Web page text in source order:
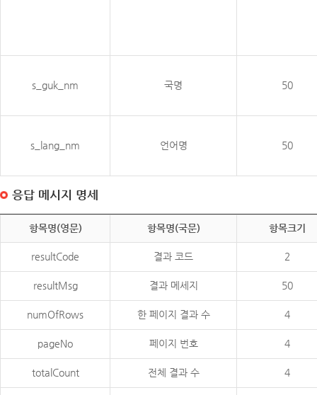
s_guk_nm 국명 50
s_lang_nm 언어명 50
응답 메시지 명세
항목명(영문) 항목명(국문) 항목크기
resultCode 결과 코드 2
resultMsg 결과 메세지 50
numOfRows 한 페이지 결과 수 4
pageNo 페이지 번호 4
totalCount 전체 결과 수 4